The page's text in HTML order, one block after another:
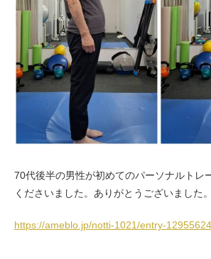
70代後半の男性が初めてのパーソナルトレ
くださいました。ありがとうございました。
https://ameblo.jp/notti-1021/entry-